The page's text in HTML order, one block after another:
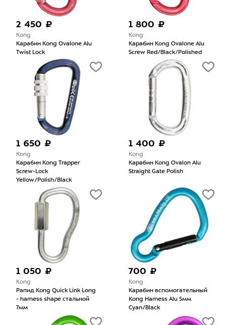
2 450 ₽
Kong
Карабин Kong Ovalone Alu
Twist Lock
1 800 ₽
Kong
Карабин Kong Ovalone Alu
Screw Red/Black/Polished
1 650 ₽
Kong
Карабин Kong Trapper
Screw-Lock
Yellow/Polish/Black
1 400 ₽
Kong
Карабин Kong Ovalon Alu
Straight Gate Polish
1 050 ₽
Kong
Рапид Kong Quick Link Long
- harness shape стальной
7мм
700 ₽
Kong
Карабин вспомогательный
Kong Harness Alu 5мм
Cyan/Black